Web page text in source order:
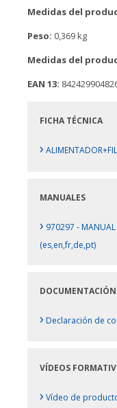
Medidas del
Peso: 0,369 kg
Medidas del
EAN 13:
FICHA TÉCNICA
›
MANUALES
› 970297 -
(es,en,fr,de,pt)
DOCUMENTACIÓN
› Declaración de
VÍDEOS
› Vídeo de